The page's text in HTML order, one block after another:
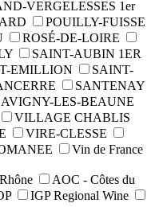
VERGELESSES 1er
POUILLY-FUISSE
ROSÉ-DE-LOIRE
SAINT-AUBIN 1ER
EMILLION
SAINT-
SANTENAY
LES-BEAUNE
VILLAGE CHABLIS
VIRE-CLESSE
Vin de France
AOC - Côtes du
IGP Regional Wine